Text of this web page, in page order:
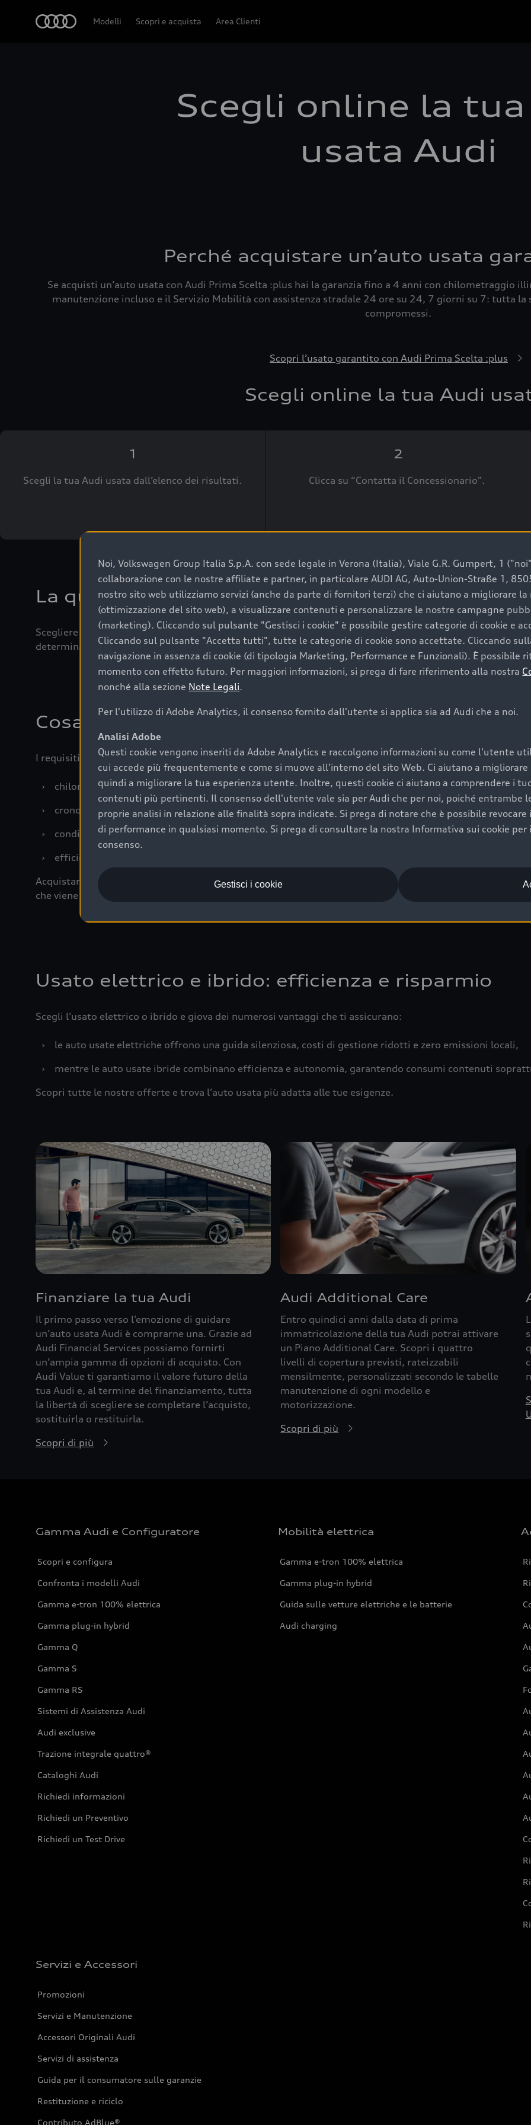
Modelli Scopri e acquista Area Clienti
Scegli online la
usata Audi
Perché acquistare un’auto usata
Se acquisti un’auto usata con Audi Prima Scelta :plus hai la garanzia fino a 4 anni con chilometraggio
manutenzione incluso e il Servizio Mobilità con assistenza stradale 24 ore su 24, 7 giorni su 7: tutta la
compromessi.
Scopri l’usato garantito con Audi Prima Scelta :plus
Scegli online la tua Audi
1
Scegli la tua Audi usata dall’elenco dei risultati.
2
Clicca su “Contatta il Concessionario".
La qualità di acquistare un’auto usata Audi
Scegliere un’auto usata è una decisione che coniuga convenienza, affidabilità e sostenibilità. Per fare un
determinanti come la garanzia inclusa e l’affidabilità del marchio. Audi offre l’auto usata perfetta tramite
Cosa sapere prima di acquistare la tua prossima
I requisiti fondamentali da considerare prima di acquistare un’auto usata, oltre al prezzo e all'aspetto,
›
chilometraggio: un valore contenuto corrisponde a uno stato migliore del veicolo e a una maggiore
›
cronologia dei tagliandi: una documentazione completa della vettura certifica una manutenzione
›
condizioni della carrozzeria e degli interni: una buona conservazione evidenzia cura e attenzione del
›
efficienza meccanica: motore, trasmissione e componenti principali in ottimo stato garantiscono
Acquistare un’auto usata in una Concessionaria ufficiale Audi che offre l’usato garantito tramite Audi
che viene sottoposto a 110 controlli approfonditi e coperto da garanzia fino a 4 anni per una maggiore
Usato elettrico e ibrido: efficienza e risparmio
Scegli l’usato elettrico o ibrido e giova dei numerosi vantaggi che ti assicurano:
›
le auto usate elettriche offrono una guida silenziosa, costi di gestione ridotti e zero emissioni locali,
›
mentre le auto usate ibride combinano efficienza e autonomia, garantendo consumi contenuti
Scopri tutte le nostre offerte e trova l’auto usata più adatta alle tue esigenze.
Finanziare la tua Audi
Il primo passo verso l’emozione di guidare
un’auto usata Audi è comprarne una. Grazie ad
Audi Financial Services possiamo fornirti
un’ampia gamma di opzioni di acquisto. Con
Audi Value ti garantiamo il valore futuro della
tua Audi e, al termine del finanziamento, tutta
la libertà di scegliere se completare l’acquisto,
sostituirla o restituirla.
Scopri di più
Audi Additional Care
Entro quindici anni dalla data di prima
immatricolazione della tua Audi potrai attivare
un Piano Additional Care. Scopri i quattro
livelli di copertura previsti, rateizzabili
mensilmente, personalizzati secondo le tabelle
manutenzione di ogni modello e
motorizzazione.
Scopri di più
Gamma Audi e Configuratore
Scopri e configura
Confronta i modelli Audi
Gamma e-tron 100% elettrica
Gamma plug-in hybrid
Gamma Q
Gamma S
Gamma RS
Sistemi di Assistenza Audi
Audi exclusive
Trazione integrale quattro®
Cataloghi Audi
Richiedi informazioni
Richiedi un Preventivo
Richiedi un Test Drive
Mobilità elettrica
Gamma e-tron 100% elettrica
Gamma plug-in hybrid
Guida sulle vetture elettriche e le batterie
Audi charging
Servizi e Accessori
Promozioni
Servizi e Manutenzione
Accessori Originali Audi
Servizi di assistenza
Guida per il consumatore sulle garanzie
Restituzione e riciclo
Contributo AdBlue®
Noi, Volkswagen Group Italia S.p.A. con sede legale in Verona (Italia), Viale G.R. Gumpert, 1
collaborazione con le nostre affiliate e partner, in particolare AUDI AG, Auto-Union-Straße 1,
nostro sito web utilizziamo servizi (anche da parte di fornitori terzi) che ci aiutano a migliorare la
(ottimizzazione del sito web), a visualizzare contenuti e personalizzare le nostre campagne
(marketing). Cliccando sul pulsante "Gestisci i cookie" è possibile gestire categorie di cookie e
Cliccando sul pulsante "Accetta tutti", tutte le categorie di cookie sono accettate. Cliccando
navigazione in assenza di cookie (di tipologia Marketing, Performance e Funzionali). È possibile
momento con effetto futuro. Per maggiori informazioni, si prega di fare riferimento alla nostra
nonché alla sezione Note Legali.
Per l'utilizzo di Adobe Analytics, il consenso fornito dall'utente si applica sia ad Audi che a noi.
Analisi Adobe
Questi cookie vengono inseriti da Adobe Analytics e raccolgono informazioni su come l'utente
cui accede più frequentemente e come si muove all'interno del sito Web. Ci aiutano a
quindi a migliorare la tua esperienza utente. Inoltre, questi cookie ci aiutano a comprendere i
contenuti più pertinenti. Il consenso dell'utente vale sia per Audi che per noi, poiché entrambe
proprie analisi in relazione alle finalità sopra indicate. Si prega di notare che è possibile
di performance in qualsiasi momento. Si prega di consultare la nostra Informativa sui cookie per
consenso.
Gestisci i cookie